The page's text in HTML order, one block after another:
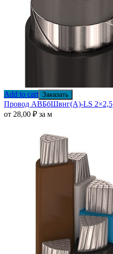
Add to cart Заказать
Провод АВБбШвнг(А)-LS 2×2,5
от 28,00 ₽ за м